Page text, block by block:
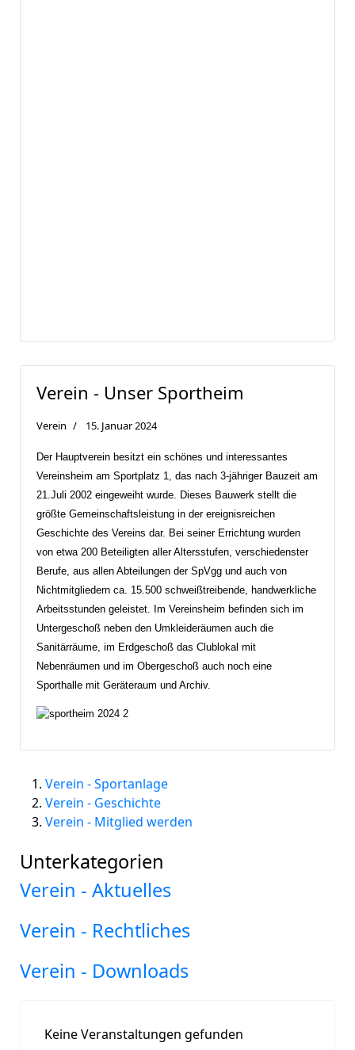
Verein - Unser Sportheim
Verein 15. Januar 2024
Der Hauptverein besitzt ein schönes und interessantes
Vereinsheim am Sportplatz 1, das nach 3-jähriger Bauzeit am
21.Juli 2002 eingeweiht wurde. Dieses Bauwerk stellt die
größte Gemeinschaftsleistung in der ereignisreichen
Geschichte des Vereins dar. Bei seiner Errichtung wurden
von etwa 200 Beteiligten aller Altersstufen, verschiedenster
Berufe, aus allen Abteilungen der SpVgg und auch von
Nichtmitgliedern ca. 15.500 schweißtreibende, handwerkliche
Arbeitsstunden geleistet. Im Vereinsheim befinden sich im
Untergeschoß neben den Umkleideräumen auch die
Sanitärräume, im Erdgeschoß das Clublokal mit
Nebenräumen und im Obergeschoß auch noch eine
Sporthalle mit Geräteraum und Archiv.
Verein - Sportanlage
Verein - Geschichte
Verein - Mitglied werden
Unterkategorien
Verein - Aktuelles
Verein - Rechtliches
Verein - Downloads
Keine Veranstaltungen gefunden